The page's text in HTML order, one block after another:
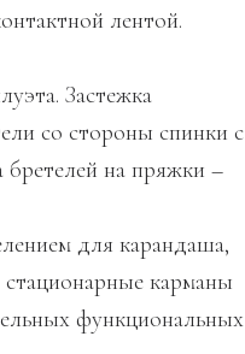
лентой.
Застежка
со стороны спинки с
бретелей на пряжки –
для карандаша,
карманы
функциональных